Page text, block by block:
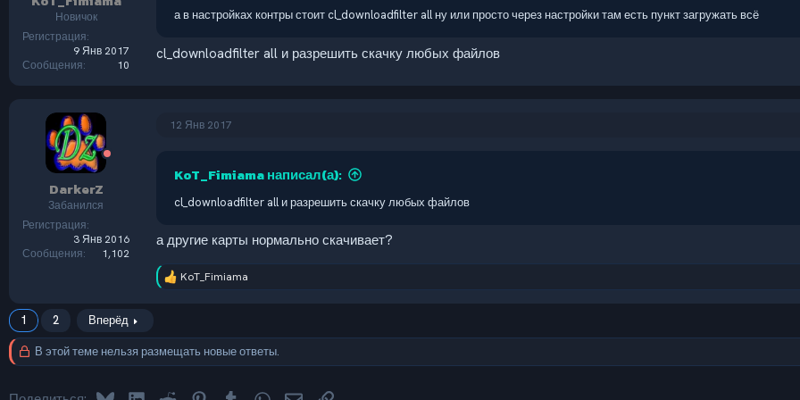
Новичок
Регистрация
9 Янв 2017
Сообщения
10
а в настройках контры стоит cl_downloadfilter all ну или просто через настройки там есть пункт загружать всё
cl_downloadfilter all и разрешить скачку любых файлов
DarkerZ
Забанился
Регистрация
3 Янв 2016
Сообщения
1,102
12 Янв 2017
KoT_Fimiama написал(а):
cl_downloadfilter all и разрешить скачку любых файлов
а другие карты нормально скачивает?
Р
ц
и
и
KoT_Fimiama
1 2 Вперёд
В этой теме нельзя размещать новые ответы.